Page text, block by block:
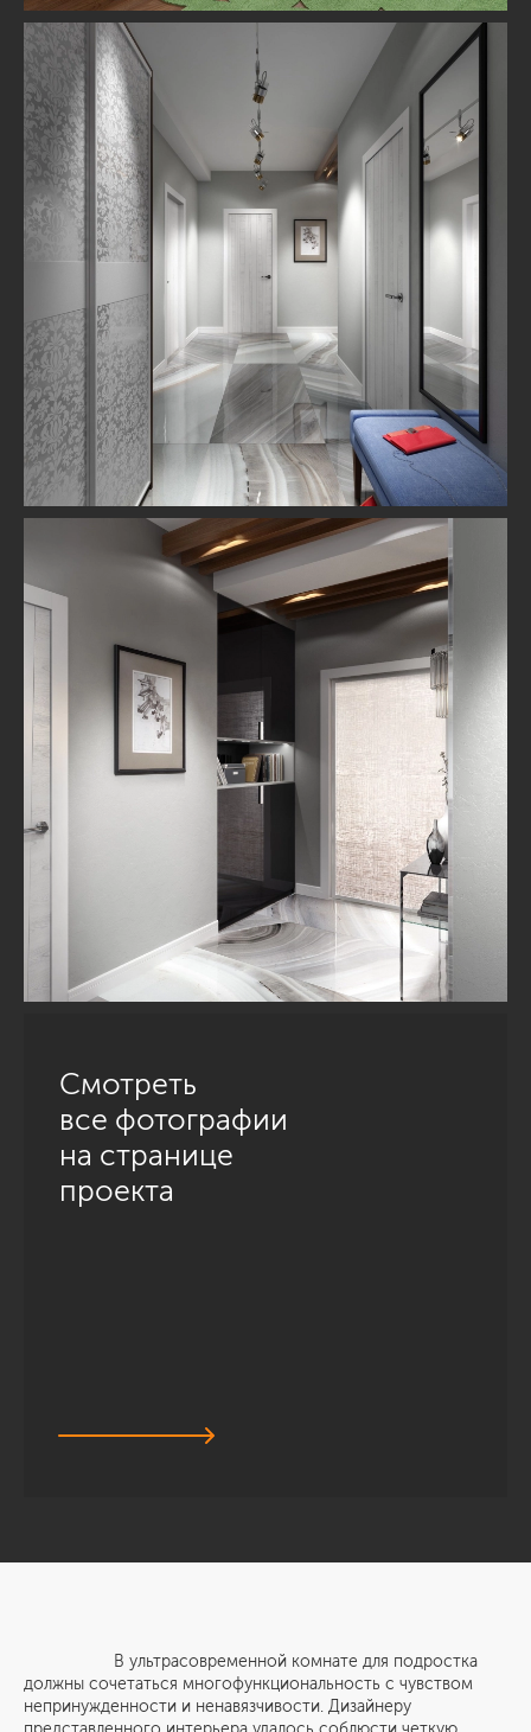
Смотреть
все фотографии
на странице
проекта
В ультрасовременной комнате для подростка
должны сочетаться многофункциональность с чувством
непринужденности и ненавязчивости. Дизайнеру